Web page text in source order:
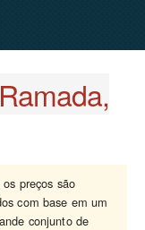
Ramada,
preços são
com base em um
conjunto de